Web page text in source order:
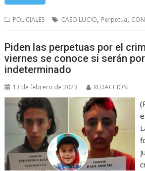
POLICIALES CASO LUCIO, Perpetua,
Piden las perpetuas por el
viernes se conoce si serán
indeterminado
13 de febrero de 2023 REDACCIÓN